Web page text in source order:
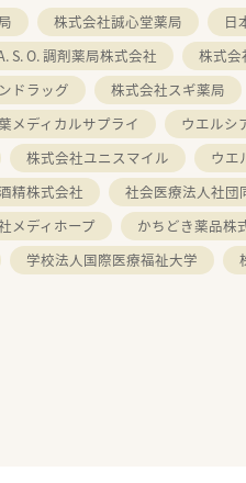
株式会社誠心堂薬局 日
S. O. 調剤薬局株式会社 株式会
ドラッグ 株式会社スギ薬局
メディカルサプライ ウエルシ
株式会社ユニスマイル ウエ
精株式会社 社会医療法人社
メディホープ かちどき薬品株
学校法人国際医療福祉大学